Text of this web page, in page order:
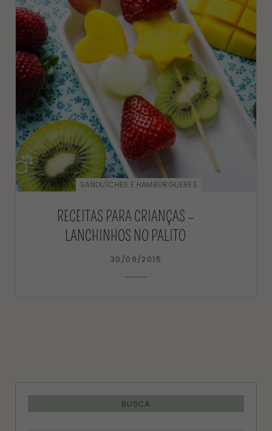
SANDUÍCHES E HAMBÚRGUERES
RECEITAS PARA CRIANÇAS –
LANCHINHOS NO PALITO
30/09/2015
BUSCA